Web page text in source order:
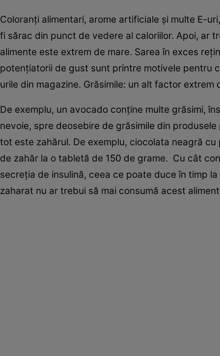
Coloranţi alimentari, arome artificiale şi multe E-
fi sărac din punct de vedere al caloriilor. Apoi, ar
alimente este extrem de mare. Sarea în exces
potenţiatorii de gust sunt printre motivele pentru
urile din magazine. Grăsimile: un alt factor
De exemplu, un avocado conţine multe grăsimi,
nevoie, spre deosebire de grăsimile din
tot este zahărul. De exemplu, ciocolata neagră
de zahăr la o tabletă de 150 de grame. Cu cât
secreţia de insulină, ceea ce poate duce în timp
zaharat nu ar trebui să mai consumă acest